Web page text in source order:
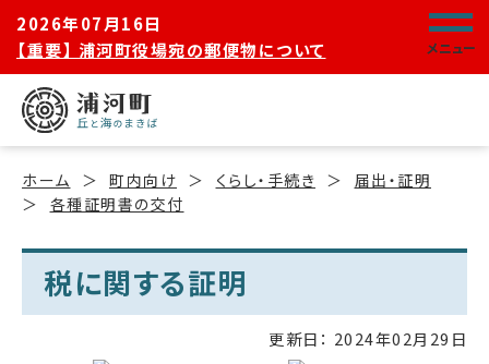
2026年07月16日
【重要】 浦河町役場宛の郵便物について
メニュー
ホーム 町内向け くらし・手続き
届出・証明
各種証明書の交付
税に関する証明
更新日： 2024年02月29日